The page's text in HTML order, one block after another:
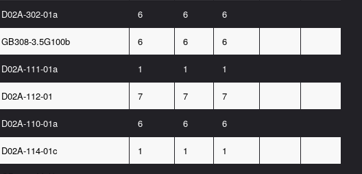
D02A-302-01a 6 6 6
GB308-3.5G100b 6 6 6
D02A-111-01a 1 1 1
D02A-112-01 7 7 7
D02A-110-01a 6 6 6
D02A-114-01c 1 1 1